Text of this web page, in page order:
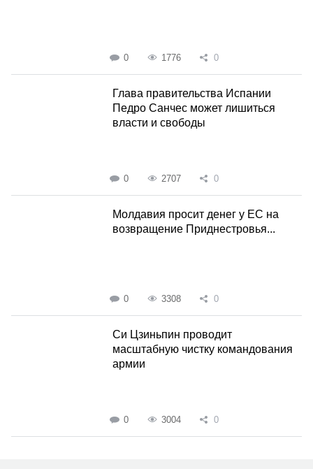
0 1776 0
Глава правительства Испании
Педро Санчес может лишиться
власти и свободы
0 2707 0
Молдавия просит денег у ЕС на
возвращение Приднестровья...
0 3308 0
Си Цзиньпин проводит
масштабную чистку командования
армии
0 3004 0